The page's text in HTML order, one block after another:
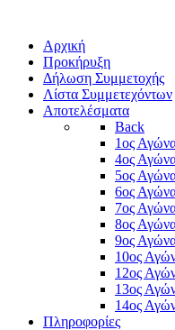
Αρχική
Προκήρυξη
Δήλωση Συμμετοχής
Λίστα Συμμετεχόντων
Αποτελέσματα
Back
1ος
4ος
5ος
6ος
7ος
8ος
9ος
10ος
12ος
13ος
14ος
Πληροφορίες